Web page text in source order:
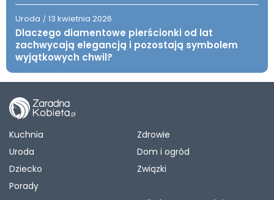
Uroda / 13 kwietnia 2026
Dlaczego diamentowe pierścionki od lat
zachwycają elegancją i pozostają symbolem
wyjątkowych chwil?
Kuchnia
Zdrowie
Uroda
Dom i ogród
Dziecko
Związki
Porady